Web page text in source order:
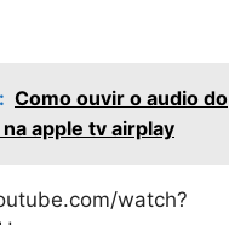
Como ouvir o audio do
apple tv airplay
watch?